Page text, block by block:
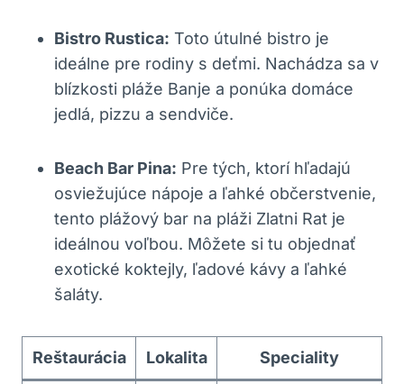
Bistro Rustica: Toto útulné bistro je
ideálne pre rodiny s deťmi. Nachádza sa v
blízkosti pláže Banje a ponúka domáce
jedlá, pizzu a sendviče.
Beach Bar Pina: Pre tých, ktorí hľadajú
osviežujúce nápoje a ľahké občerstvenie,
tento plážový bar na pláži Zlatni Rat je
ideálnou voľbou. Môžete si tu objednať
exotické koktejly, ľadové kávy a ľahké
šaláty.
Reštaurácia Lokalita Speciality